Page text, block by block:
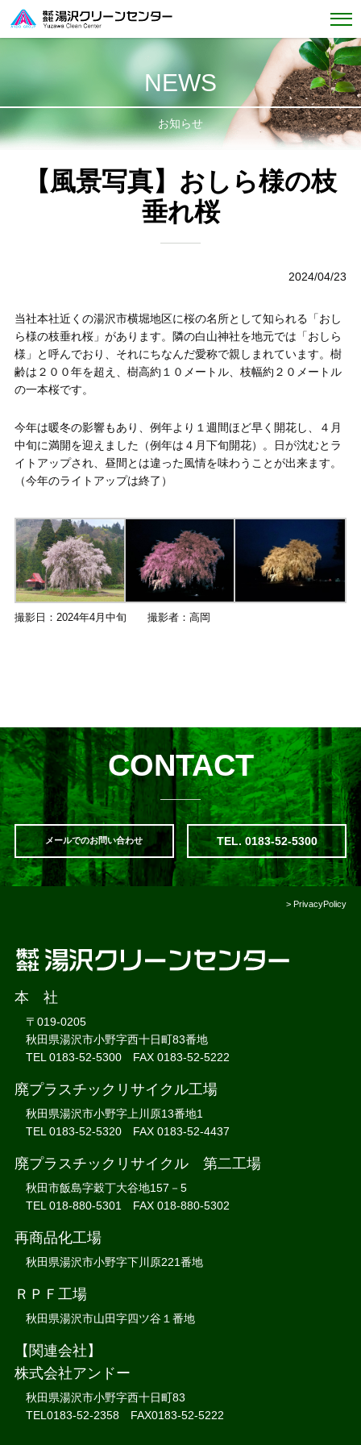
NEWS
お知らせ
【風景写真】おしら様の枝
垂れ桜
2024/04/23
当社本社近くの湯沢市横堀地区に桜の名所として知られる「おし
ら様の枝垂れ桜」があります。隣の白山神社を地元では「おしら
様」と呼んでおり、それにちなんだ愛称で親しまれています。樹
齢は２００年を超え、樹高約１０メートル、枝幅約２０メートル
の一本桜です。
今年は暖冬の影響もあり、例年より１週間ほど早く開花し、４月
中旬に満開を迎えました（例年は４月下旬開花）。日が沈むとラ
イトアップされ、昼間とは違った風情を味わうことが出来ます。
（今年のライトアップは終了）
撮影日：2024年4月中旬 撮影者：高岡
CONTACT
メールでのお問い合わせ TEL. 0183-52-5300
>PrivacyPolicy
本 社
〒019-0205
秋田県湯沢市小野字西十日町83番地
TEL 0183-52-5300 FAX 0183-52-5222
廃プラスチックリサイクル工場
秋田県湯沢市小野字上川原13番地1
TEL 0183-52-5320 FAX 0183-52-4437
廃プラスチックリサイクル 第二工場
秋田市飯島字穀丁大谷地157－5
TEL 018-880-5301 FAX 018-880-5302
再商品化工場
秋田県湯沢市小野字下川原221番地
ＲＰＦ工場
秋田県湯沢市山田字四ツ谷１番地
【関連会社】
株式会社アンドー
秋田県湯沢市小野字西十日町83
TEL0183-52-2358 FAX0183-52-5222